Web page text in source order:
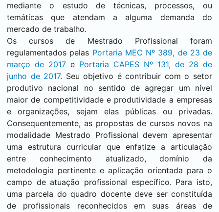
mediante o estudo de técnicas, processos, ou
temáticas que atendam a alguma demanda do
mercado de trabalho.
Os cursos de Mestrado Profissional foram
regulamentados pelas Portaria MEC Nº 389, de 23 de
março de 2017 e Portaria CAPES Nº 131, de 28 de
junho de 2017. Seu objetivo é contribuir com o setor
produtivo nacional no sentido de agregar um nível
maior de competitividade e produtividade a empresas
e organizações, sejam elas públicas ou privadas.
Consequentemente, as propostas de cursos novos na
modalidade Mestrado Profissional devem apresentar
uma estrutura curricular que enfatize a articulação
entre conhecimento atualizado, domínio da
metodologia pertinente e aplicação orientada para o
campo de atuação profissional específico. Para isto,
uma parcela do quadro docente deve ser constituída
de profissionais reconhecidos em suas áreas de